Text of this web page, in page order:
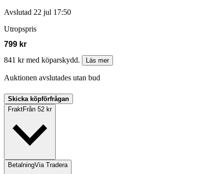
Avslutad 22 jul 17:50
Utropspris
799 kr
841 kr med köparskydd.
Läs mer
Auktionen avslutades utan bud
Skicka köpförfrågan
FraktFrån 52 kr
BetalningVia Tradera